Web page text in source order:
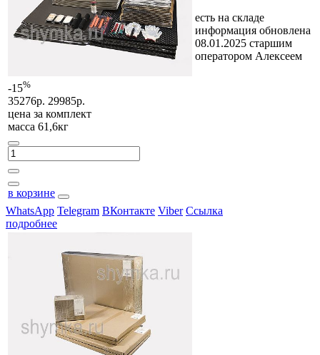
-15%
35276р. 29985р.
цена за комплект
масса 61,6кг
в корзине
есть на складе
информация обновлена
08.01.2025 старшим
оператором Алексеем
WhatsApp Telegram ВКонтакте Viber Ссылка
подробнее